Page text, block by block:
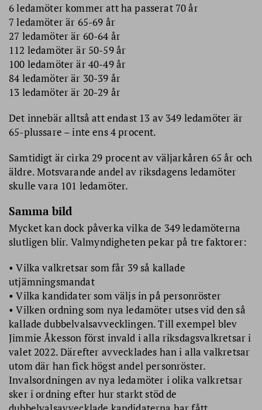
6 ledamöter kommer att ha passerat 70 år
7 ledamöter är 65-69 år
27 ledamöter är 60-64 år
112 ledamöter är 50-59 år
100 ledamöter är 40-49 år
84 ledamöter är 30-39 år
13 ledamöter är 20-29 år
Det innebär alltså att endast 13 av 349 ledamöter är
65-plussare – inte ens 4 procent.
Samtidigt är cirka 29 procent av väljarkåren 65 år och
äldre. Motsvarande andel av riksdagens ledamöter
skulle vara 101 ledamöter.
Samma bild
Mycket kan dock påverka vilka de 349 ledamöterna
slutligen blir. Valmyndigheten pekar på tre faktorer:
• Vilka valkretsar som får 39 så kallade
utjämningsmandat
• Vilka kandidater som väljs in på personröster
• Vilken ordning som nya ledamöter utses vid den så
kallade dubbelvalsavvecklingen. Till exempel blev
Jimmie Åkesson först invald i alla riksdagsvalkretsar i
valet 2022. Därefter avvecklades han i alla valkretsar
utom där han fick högst andel personröster.
Invalsordningen av nya ledamöter i olika valkretsar
sker i ordning efter hur starkt stöd de